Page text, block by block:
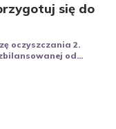
się do
oczyszczania 2.
od...